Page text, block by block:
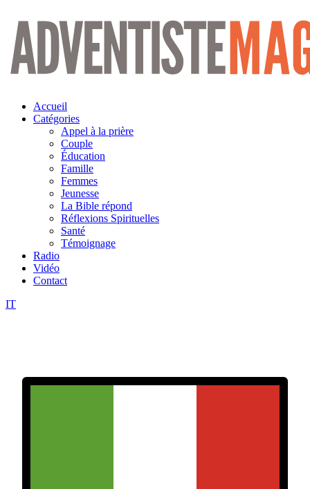
Aller
contenu
Accueil
Catégories
Appel à la prière
Couple
Éducation
Famille
Femmes
Jeunesse
La Bible répond
Réflexions Spirituelles
Santé
Témoignage
Radio
Vidéo
Contact
IT